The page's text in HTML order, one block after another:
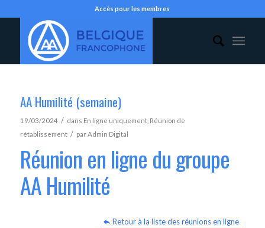
Accès pour les membres
AA Humilité (semaine)
19/03/2024 / dans En ligne uniquement, Réunion de
rétablissement / parAdmin Digital
Réunion en ligne du groupe
AA Humilité
Retour à la liste des réunions en ligne